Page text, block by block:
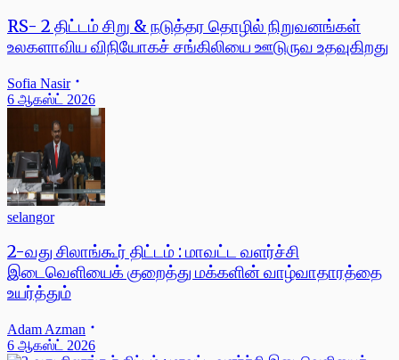
RS- 2 திட்டம் சிறு & நடுத்தர தொழில் நிறுவனங்கள்
உலகளாவிய விநியோகச் சங்கிலியை ஊடுருவ உதவுகிறது
Sofia Nasir
6 ஆகஸ்ட் 2026
selangor
2-வது சிலாங்கூர் திட்டம் : மாவட்ட வளர்ச்சி
இடைவெளியைக் குறைத்து மக்களின் வாழ்வாதாரத்தை
உயர்த்தும்
Adam Azman
6 ஆகஸ்ட் 2026